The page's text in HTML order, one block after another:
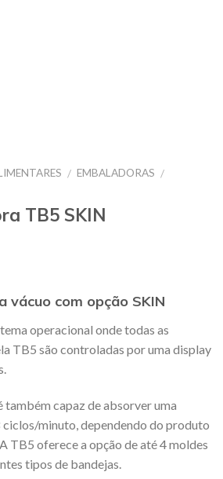
/ EMBALADORAS /
TB5 SKIN
vácuo com opção SKIN
operacional onde todas as
TB5 são controladas por uma display
também capaz de absorver uma
ciclos/minuto, dependendo do produto
TB5 oferece a opção de até 4 moldes
tipos de bandejas.